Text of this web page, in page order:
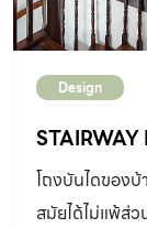
Design
STAIRWAY
โถงบันไดของบ้
สมัยได้ไม่แพ้ส่